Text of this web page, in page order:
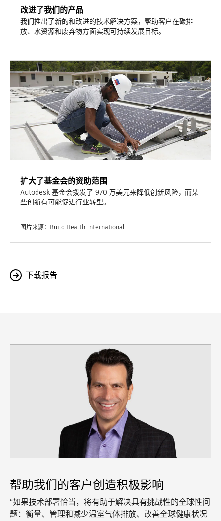
改进了我们的产品
我们推出了新的和改进的技术解决方案，帮助客户在碳排
放、水资源和废弃物方面实现可持续发展目标。
扩大了基金会的资助范围
Autodesk 基金会拨发了 970 万美元来降低创新风险，而某
些创新有可能促进行业转型。
图片来源：Build Health International
下载报告
帮助我们的客户创造积极影响
“如果技术部署恰当，将有助于解决具有挑战性的全球性问
题：衡量、管理和减少温室气体排放、改善全球健康状况